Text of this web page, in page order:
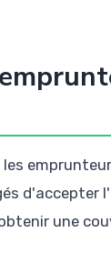
d'accepter
une